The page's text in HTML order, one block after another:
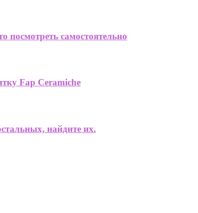
посмотреть самостоятельно
Fap Ceramiche
найдите их.